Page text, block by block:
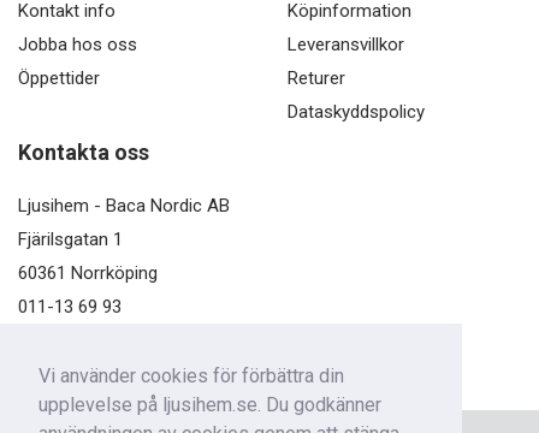
Vi använder cookies för förbättra din
upplevelse på ljusihem.se. Du godkänner
Kontakt info
Jobba hos oss
Öppettider
Köpinformation
Leveransvillkor
Returer
Dataskyddspolicy
Kontakta oss
Ljusihem - Baca Nordic AB
Fjärilsgatan 1
60361 Norrköping
011-13 69 93